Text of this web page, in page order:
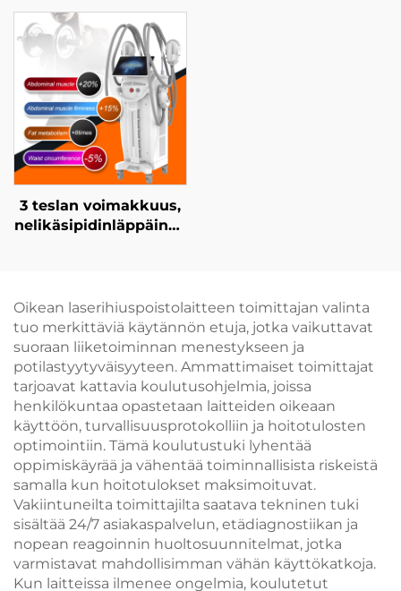
ja solukkoinen
diodilaser (1060 nm)
kehonmuokkaukseen
ja laihdutukseen
3 teslan voimakkuus,
nelikäsipidinläppäinen
lihastimulaatioon
Oikean laserihiuspoistolaitteen toimittajan valinta
tuo merkittäviä käytännön etuja, jotka vaikuttavat
suoraan liiketoiminnan menestykseen ja
potilastyytyväisyyteen. Ammattimaiset toimittajat
tarjoavat kattavia koulutusohjelmia, joissa
henkilökuntaa opastetaan laitteiden oikeaan
käyttöön, turvallisuusprotokolliin ja hoitotulosten
optimointiin. Tämä koulutustuki lyhentää
oppimiskäyrää ja vähentää toiminnallisista riskeistä
samalla kun hoitotulokset maksimoituvat.
Vakiintuneilta toimittajilta saatava tekninen tuki
sisältää 24/7 asiakaspalvelun, etädiagnostiikan ja
nopean reagoinnin huoltosuunnitelmat, jotka
varmistavat mahdollisimman vähän käyttökatkoja.
Kun laitteissa ilmenee ongelmia, koulutetut